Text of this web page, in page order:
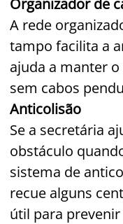
A rede
tampo facilita a
ajuda a manter
sem cabos
Anticolisão
Se a secretária
obstáculo
sistema de
recue alguns
útil para